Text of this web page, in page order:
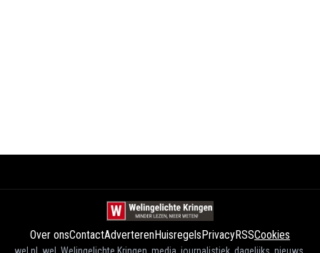
Over onsContactAdverterenHuisregelsPrivacyRSSCookies